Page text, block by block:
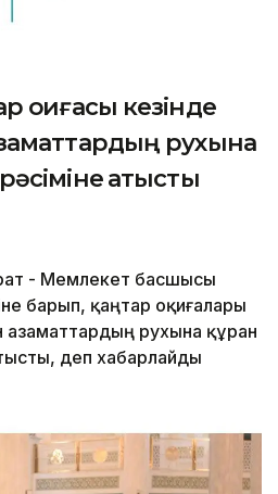
оқиғасы кезінде
рухына
қатысты
- Мемлекет басшысы
барып, қаңтар оқиғалары
азаматтардың рухына құран
деп хабарлайды